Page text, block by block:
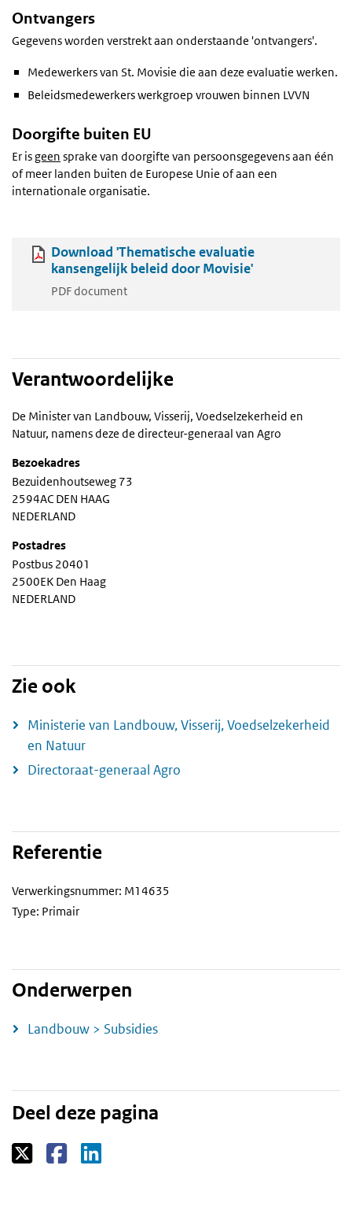
Ontvangers
Gegevens worden verstrekt aan onderstaande 'ontvangers'.
Medewerkers van St. Movisie die aan deze evaluatie werken.
Beleidsmedewerkers werkgroep vrouwen binnen LVVN
Doorgifte buiten EU
Er isgeen sprake van doorgifte van persoonsgegevens aan één
of meer landen buiten de Europese Unie of aan een
internationale organisatie.
Download 'Thematische evaluatie
kansengelijk beleid door Movisie'
PDF document
Verantwoordelijke
De Minister van Landbouw, Visserij, Voedselzekerheid en
Natuur, namens deze de directeur-generaal van Agro
Bezoekadres
Bezuidenhoutseweg 73
2594AC DEN HAAG
NEDERLAND
Postadres
Postbus 20401
2500EK Den Haag
NEDERLAND
Zie ook
Ministerie van Landbouw, Visserij, Voedselzekerheid
en Natuur
Directoraat-generaal Agro
Referentie
Verwerkingsnummer: M14635
Type: Primair
Onderwerpen
Landbouw > Subsidies
Deel deze pagina